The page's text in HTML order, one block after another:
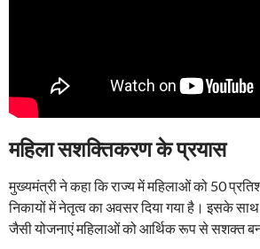
महिला सशक्तिकरण के प्रयास
मुख्यमंत्री ने कहा कि राज्य में महिलाओं को 50
निकायों में नेतृत्व का अवसर दिया गया है। इसके साथ
जैसी योजनाएं महिलाओं को आर्थिक रूप से सशक्त